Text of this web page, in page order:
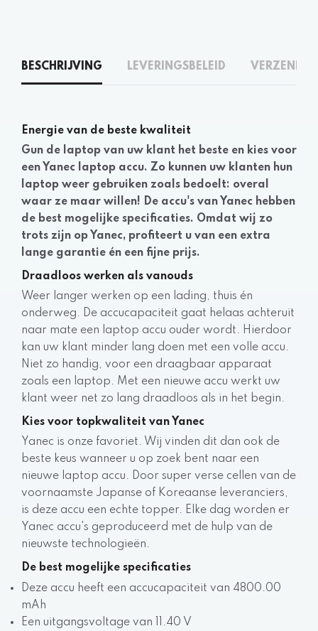
BESCHRIJVING LEVERINGSBELEID
Energie van de beste kwaliteit
Gun de laptop van uw klant het beste en kies voor
een Yanec laptop accu. Zo kunnen uw klanten hun
laptop weer gebruiken zoals bedoelt: overal
waar ze maar willen! De accu's van Yanec hebben
de best mogelijke specificaties. Omdat wij zo
trots zijn op Yanec, profiteert u van een extra
lange garantie én een fijne prijs.
Draadloos werken als vanouds
Weer langer werken op een lading, thuis én
onderweg. De accucapaciteit gaat helaas achteruit
naar mate een laptop accu ouder wordt. Hierdoor
kan uw klant minder lang doen met een volle accu.
Niet zo handig, voor een draagbaar apparaat
zoals een laptop. Met een nieuwe accu werkt uw
klant weer net zo lang draadloos als in het begin.
Kies voor topkwaliteit van Yanec
Yanec is onze favoriet. Wij vinden dit dan ook de
beste keus wanneer u op zoek bent naar een
nieuwe laptop accu. Door super verse cellen van de
voornaamste Japanse of Koreaanse leveranciers,
is deze accu een echte topper. Elke dag worden er
Yanec accu's geproduceerd met de hulp van de
nieuwste technologieën.
De best mogelijke specificaties
Deze accu heeft een accucapaciteit van 4800.00
mAh
Een uitgangsvoltage van 11.40 V